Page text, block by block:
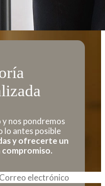
nos pondremos
lo antes posible
y ofrecerte un